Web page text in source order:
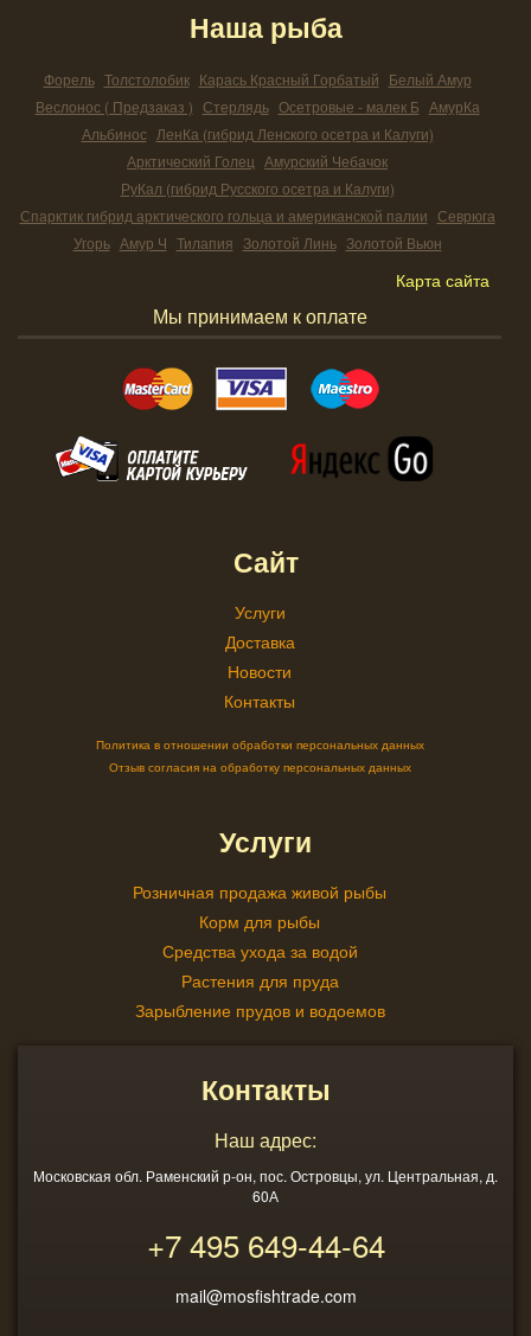
Наша рыба
Форель Толстолобик Карась Красный Горбатый Белый Амур
Веслонос ( Предзаказ ) Стерлядь Осетровые - малек Б АмурКа
Альбинос ЛенКа (гибрид Ленского осетра и Калуги)
Арктический Голец Амурский Чебачок
РуКал (гибрид Русского осетра и Калуги)
Спарктик гибрид арктического гольца и американской палии Севрюга
Угорь Амур Ч Тилапия Золотой Линь Золотой Вьюн
Карта сайта
Мы принимаем к оплате
Сайт
Услуги
Доставка
Новости
Контакты
Политика в отношении обработки персональных данных
Отзыв согласия на обработку персональных данных
Услуги
Розничная продажа живой рыбы
Корм для рыбы
Средства ухода за водой
Растения для пруда
Зарыбление прудов и водоемов
Контакты
Наш адрес:
Московская обл. Раменский р-он, пос. Островцы, ул. Центральная, д.
60А
+7 495649-44-64
mail@mosfishtrade.com